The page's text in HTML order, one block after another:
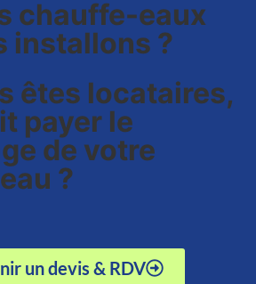
chauffe-eaux
installons ?
êtes locataires,
payer le
de votre
?
un devis & RDV